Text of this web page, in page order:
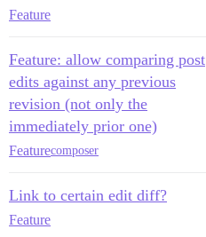
Feature
Feature: allow comparing post
edits against any previous
revision (not only the
immediately prior one)
Featurecomposer
Link to certain edit diff?
Feature